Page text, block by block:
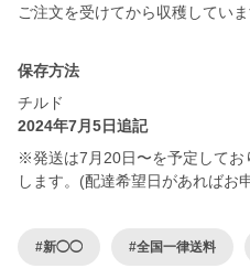
ご注文を受けてから収穫していま
保存方法
チルド
2024年7月5日追記
※発送は7月20日〜を予定してお
します。(配達希望日があればお
#新◯◯ #全国一律送料